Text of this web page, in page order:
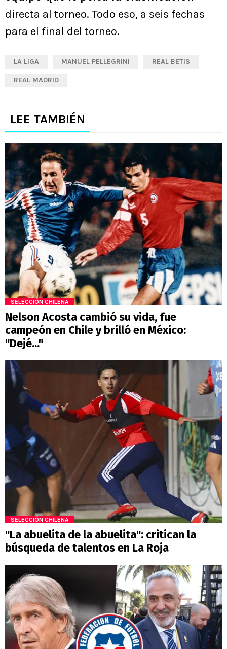
directa al torneo. Todo eso, a seis fechas
para el final del torneo.
LA LIGA MANUEL PELLEGRINI REAL BETIS
REAL MADRID
LEE TAMBIÉN
SELECCIÓN CHILENA
Nelson Acosta cambió su vida, fue
campeón en Chile y brilló en México:
"Dejé..."
SELECCIÓN CHILENA
"La abuelita de la abuelita": critican la
búsqueda de talentos en La Roja